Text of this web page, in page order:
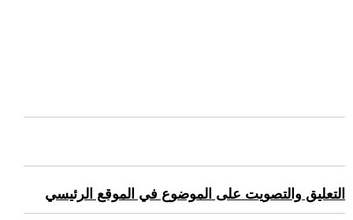
التعليق والتصويت على الموضوع في الموقع الرئيسي